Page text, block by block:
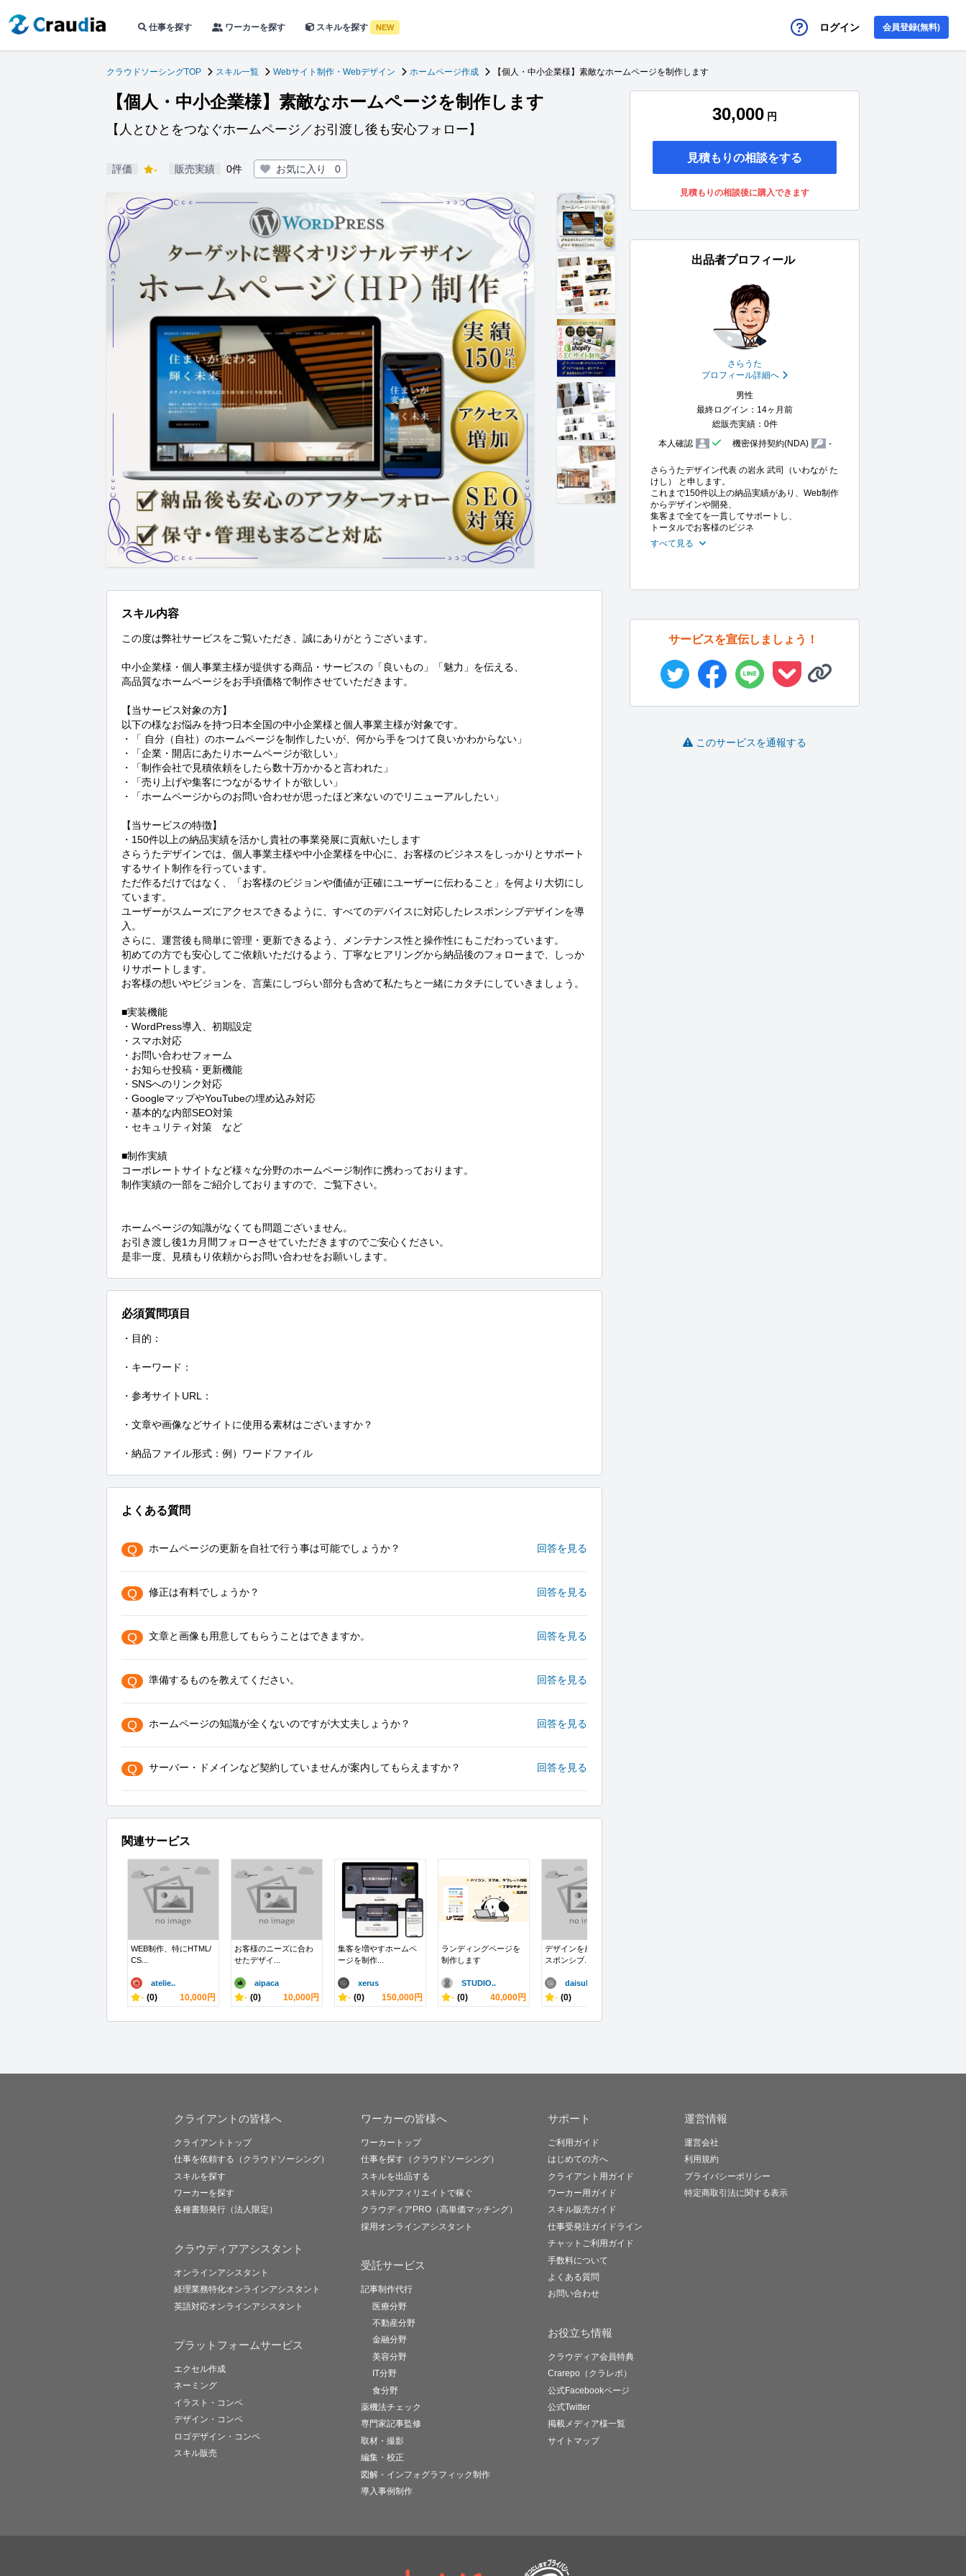
仕事を探す ワーカーを探す スキルを探す NEW ログイン 会員登録(無料)
クラウドソーシングTOP スキル一覧 Webサイト制作・Webデザイン ホームページ作成 【個人・中小企業様】素敵なホームページを制作します
【個人・中小企業様】素敵なホームページを制作します
【人とひとをつなぐホームページ／お引渡し後も安心フォロー】
評価 - 販売実績 0件 お気に入り 0
スキル内容
この度は弊社サービスをご覧いただき、誠にありがとうございます。
中小企業様・個人事業主様が提供する商品・サービスの「良いもの」「魅力」を伝える、
高品質なホームページをお手頃価格で制作させていただきます。
【当サービス対象の方】
以下の様なお悩みを持つ日本全国の中小企業様と個人事業主様が対象です。
・「 自分（自社）のホームページを制作したいが、何から手をつけて良いかわからない」
・「企業・開店にあたりホームページが欲しい」
・「制作会社で見積依頼をしたら数十万かかると言われた」
・「売り上げや集客につながるサイトが欲しい」
・「ホームページからのお問い合わせが思ったほど来ないのでリニューアルしたい」
【当サービスの特徴】
・150件以上の納品実績を活かし貴社の事業発展に貢献いたします
さらうたデザインでは、個人事業主様や中小企業様を中心に、お客様のビジネスをしっかりとサポート
するサイト制作を行っています。
ただ作るだけではなく、「お客様のビジョンや価値が正確にユーザーに伝わること」を何より大切にし
ています。
ユーザーがスムーズにアクセスできるように、すべてのデバイスに対応したレスポンシブデザインを導
入。
さらに、運営後も簡単に管理・更新できるよう、メンテナンス性と操作性にもこだわっています。
初めての方でも安心してご依頼いただけるよう、丁寧なヒアリングから納品後のフォローまで、しっか
りサポートします。
お客様の想いやビジョンを、言葉にしづらい部分も含めて私たちと一緒にカタチにしていきましょう。
■実装機能
・WordPress導入、初期設定
・スマホ対応
・お問い合わせフォーム
・お知らせ投稿・更新機能
・SNSへのリンク対応
・GoogleマップやYouTubeの埋め込み対応
・基本的な内部SEO対策
・セキュリティ対策　など
■制作実績
コーポレートサイトなど様々な分野のホームページ制作に携わっております。
制作実績の一部をご紹介しておりますので、ご覧下さい。
ホームページの知識がなくても問題ございません。
お引き渡し後1カ月間フォローさせていただきますのでご安心ください。
是非一度、見積もり依頼からお問い合わせをお願いします。
必須質問項目
・目的：
・キーワード：
・参考サイトURL：
・文章や画像などサイトに使用る素材はございますか？
・納品ファイル形式：例）ワードファイル
よくある質問
Q ホームページの更新を自社で行う事は可能でしょうか？ 回答を見る
Q 修正は有料でしょうか？ 回答を見る
Q 文章と画像も用意してもらうことはできますか。 回答を見る
Q 準備するものを教えてください。 回答を見る
Q ホームページの知識が全くないのですが大丈夫しょうか？ 回答を見る
Q サーバー・ドメインなど契約していませんが案内してもらえますか？ 回答を見る
関連サービス
WEB制作、特にHTML/
CS...
atelie..
- (0) 10,000円
お客様のニーズに合わ
せたデザイ...
aipaca
- (0) 10,000円
集客を増やすホームペ
ージを制作...
xerus
- (0) 150,000円
ランディングページを
制作します
STUDIO..
- (0) 40,000円
デザインを崩さないレ
スポンシブ...
daisuk..
- (0)
30,000 円
見積もりの相談をする
見積もりの相談後に購入できます
出品者プロフィール
さらうた
プロフィール詳細へ
男性
最終ログイン：14ヶ月前
総販売実績：0件
本人確認
機密保持契約(NDA) -
さらうたデザイン代表 の岩永 武司（いわなが た
けし） と申します。
これまで150件以上の納品実績があり、Web制作
からデザインや開発、
集客まで全てを一貫してサポートし、
トータルでお客様のビジネ
すべて見る
サービスを宣伝しましょう！
このサービスを通報する
クライアントの皆様へ
クライアントトップ
仕事を依頼する（クラウドソーシング）
スキルを探す
ワーカーを探す
各種書類発行（法人限定）
クラウディアアシスタント
オンラインアシスタント
経理業務特化オンラインアシスタント
英語対応オンラインアシスタント
プラットフォームサービス
エクセル作成
ネーミング
イラスト・コンペ
デザイン・コンペ
ロゴデザイン・コンペ
スキル販売
ワーカーの皆様へ
ワーカートップ
仕事を探す（クラウドソーシング）
スキルを出品する
スキルアフィリエイトで稼ぐ
クラウディアPRO（高単価マッチング）
採用オンラインアシスタント
受託サービス
記事制作代行
医療分野
不動産分野
金融分野
美容分野
IT分野
食分野
薬機法チェック
専門家記事監修
取材・撮影
編集・校正
図解・インフォグラフィック制作
導入事例制作
サポート
ご利用ガイド
はじめての方へ
クライアント用ガイド
ワーカー用ガイド
スキル販売ガイド
仕事受発注ガイドライン
チャットご利用ガイド
手数料について
よくある質問
お問い合わせ
お役立ち情報
クラウディア会員特典
Crarepo（クラレポ）
公式Facebookページ
公式Twitter
掲載メディア様一覧
サイトマップ
運営情報
運営会社
利用規約
プライバシーポリシー
特定商取引法に関する表示